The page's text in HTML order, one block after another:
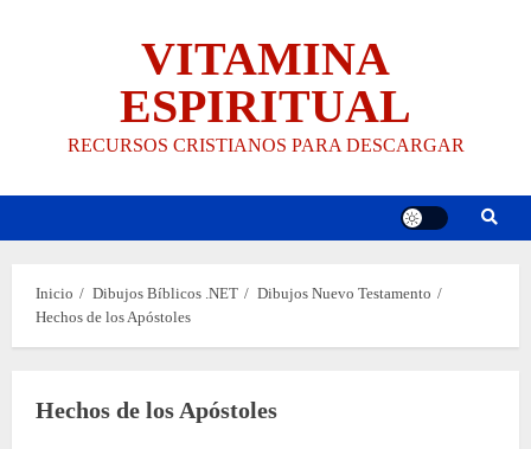
VITAMINA
ESPIRITUAL
RECURSOS CRISTIANOS PARA DESCARGAR
Inicio Dibujos Bíblicos .NET
Dibujos Nuevo Testamento
Hechos de los Apóstoles
Hechos de los Apóstoles